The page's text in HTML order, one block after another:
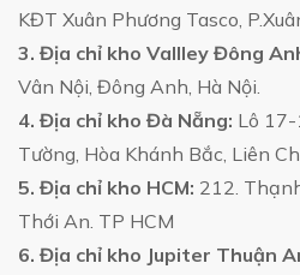
KĐT Xuân Phương Tasco,
3. Địa chỉ kho Vallley Đông
Vân Nội, Đông Anh, Hà Nội.
4. Địa chỉ kho Đà Nẵng: Lô
Tường, Hòa Khánh Bắc, Liên
5. Địa chỉ kho HCM: 212.
Thới An. TP HCM
6. Địa chỉ kho Jupiter Thuận